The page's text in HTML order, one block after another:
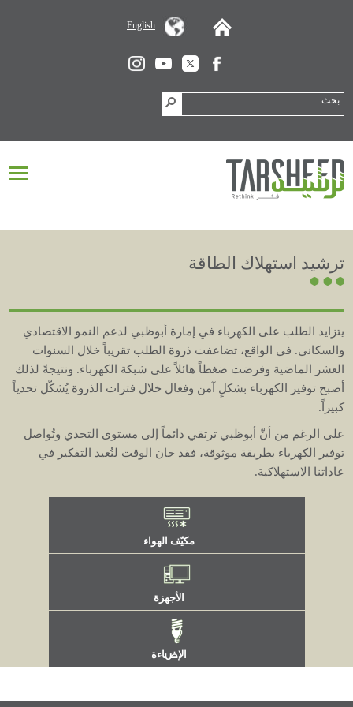
English
ترشيد استهلاك الطاقة
يتزايد الطلب على الكهرباء في إمارة أبوظبي لدعم النمو
الاقتصادي
والسكاني. في الواقع، تضاعفت ذروة الطلب تقريباً خلال
السنوات
العشر
الماضية وفرضت ضغطاً هائلاً على شبكة الكهرباء. ونتيجةً لذلك
أصبح توفير الكهرباء بشكلٍ آمن وفعال خلال فترات الذروة يُشكّل تحدياً
كبيراً .
على الرغم من أنّ أبوظبي ترتقي دائماً إلى مستوى التحدي وتُواصل
توفير
الكهرباء بطريقة موثوقة، فقد حان الوقت لنُعيد التفكير في
عاداتنا
الاستهلاكية.
مكيّف الهواء
الأجهزة
الإضاءة